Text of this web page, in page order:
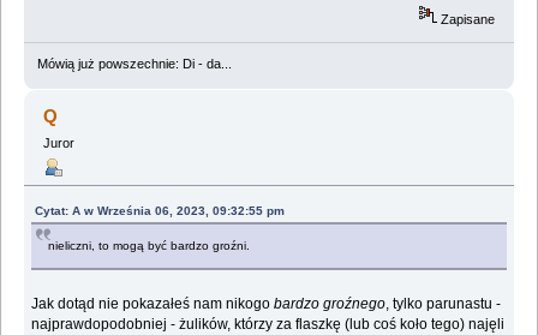
Zapisane
Mówią już powszechnie: Di - da...
Q
Juror
Cytat: A w Września 06, 2023, 09:32:55 pm
nieliczni, to mogą być bardzo groźni.
Jak dotąd nie pokazałeś nam nikogobardzo groźnego, tylko parunastu -
najprawdopodobniej - żulików, którzy za flaszkę (lub coś koło tego) najęli